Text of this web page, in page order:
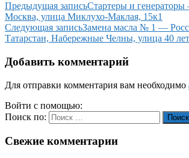
Предыдущая записьСтартеры и
Москва, улица Миклухо-Маклая, 15к1
Следующая записьЗамена масла № 1 —
Татарстан, Набережные Челны, улица 40
Добавить комментарий
Для отправки комментария вам необходимо
Войти с помощью:
Поиск по:
Поиск
Свежие комментарии